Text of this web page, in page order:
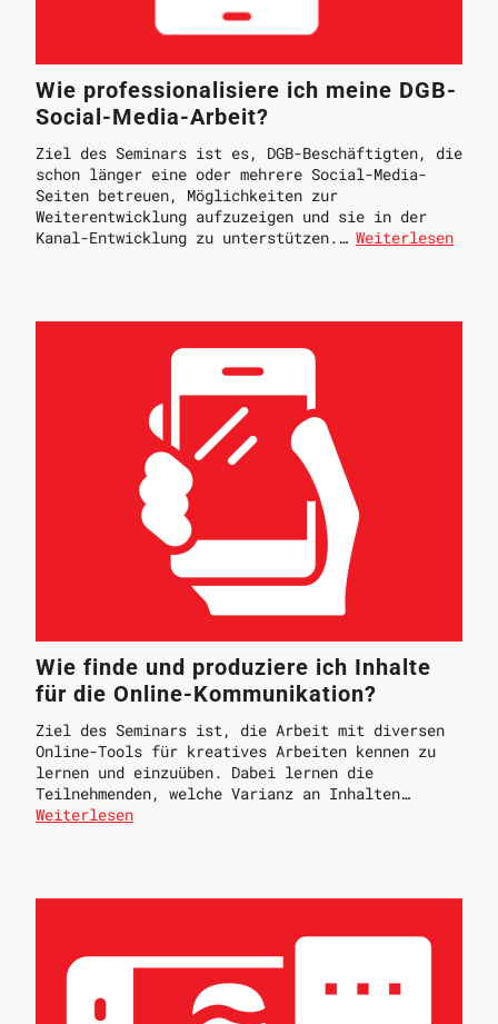
Wie professionalisiere ich meine DGB-
Social-Media-Arbeit?
Ziel des Seminars ist es, DGB-Beschäftigten, die
schon länger eine oder mehrere Social-Media-
Seiten betreuen, Möglichkeiten zur
Weiterentwicklung aufzuzeigen und sie in der
Kanal-Entwicklung zu unterstützen.… Weiterlesen
Wie finde und produziere ich Inhalte
für die Online-Kommunikation?
Ziel des Seminars ist, die Arbeit mit diversen
Online-Tools für kreatives Arbeiten kennen zu
lernen und einzuüben. Dabei lernen die
Teilnehmenden, welche Varianz an Inhalten…
Weiterlesen